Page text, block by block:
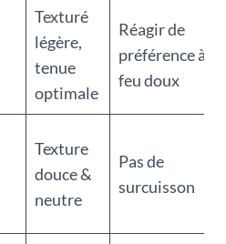
Texturé
légère,
tenue
optimale
Réagir de
préférence à
feu doux
Texture
douce &
neutre
Pas de
surcuisson